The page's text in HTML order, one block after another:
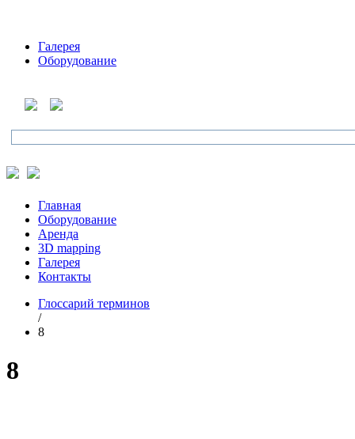
Галерея
Оборудование
Главная
Оборудование
Аренда
3D mapping
Галерея
Контакты
Глоссарий терминов
/
8
8